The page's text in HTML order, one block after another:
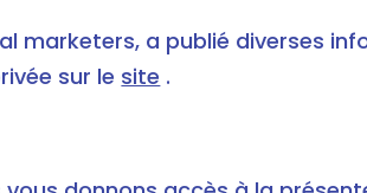
marketers, a publié diverses
sur le site .